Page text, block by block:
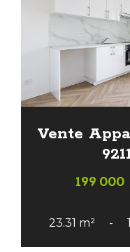
Vente
199
23.31 m²